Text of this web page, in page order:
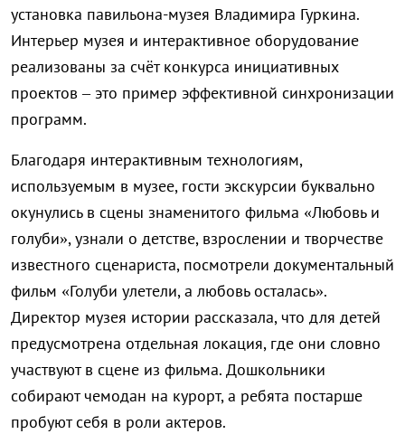
установка павильона-музея Владимира Гуркина.
Интерьер музея и интерактивное оборудование
реализованы за счёт конкурса инициативных
проектов – это пример эффективной синхронизации
программ.
Благодаря интерактивным технологиям,
используемым в музее, гости экскурсии буквально
окунулись в сцены знаменитого фильма «Любовь и
голуби», узнали о детстве, взрослении и творчестве
известного сценариста, посмотрели документальный
фильм «Голуби улетели, а любовь осталась».
Директор музея истории рассказала, что для детей
предусмотрена отдельная локация, где они словно
участвуют в сцене из фильма. Дошкольники
собирают чемодан на курорт, а ребята постарше
пробуют себя в роли актеров.